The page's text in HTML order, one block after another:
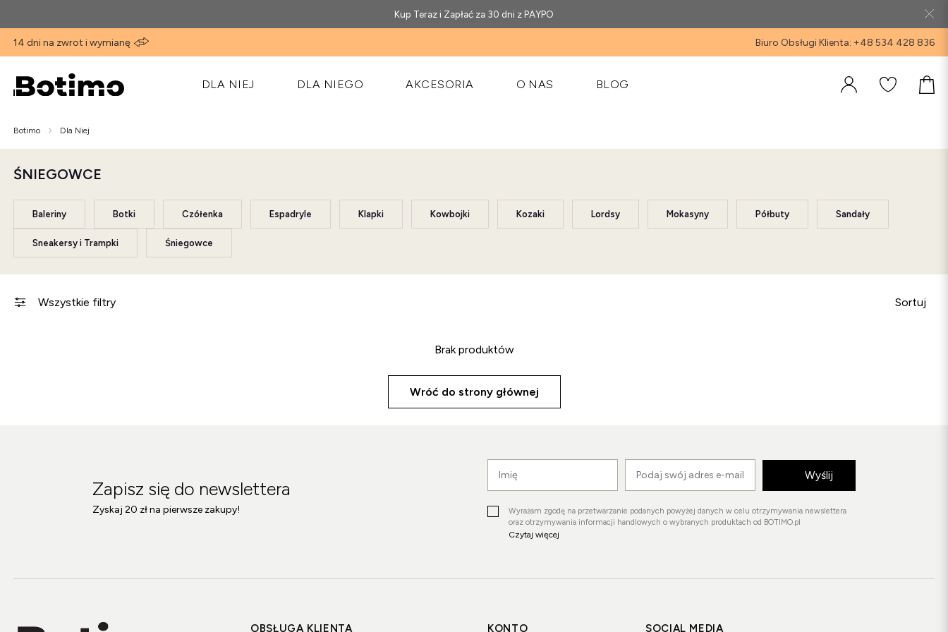
Kup Teraz i Zapłać za 30 dni z PAYPO
14 dni na zwrot i wymianę Biuro Obsługi Klienta: +48 534 428 836
DLA NIEJ DLA NIEGO AKCESORIA O NAS BLOG
Botimo Dla Niej
ŚNIEGOWCE
Baleriny Botki Czółenka Espadryle Klapki Kowbojki Kozaki Lordsy Mokasyny Półbuty Sandały
Sneakersy i Trampki Śniegowce
Wszystkie filtry Sortuj
Brak produktów
Wróć do strony głównej
Zapisz się do newslettera
Zyskaj 20 zł na pierwsze zakupy!
Wyślij
Wyrażam zgodę na przetwarzanie podanych powyżej danych w celu otrzymywania newslettera
oraz otrzymywania informacji handlowych o wybranych produktach od BOTIMO.pl
Czytaj więcej
OBSŁUGA KLIENTA KONTO SOCIAL MEDIA